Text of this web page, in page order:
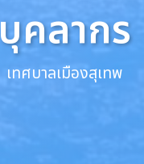
บุคลากร
เทศบาลเมืองสุเทพ